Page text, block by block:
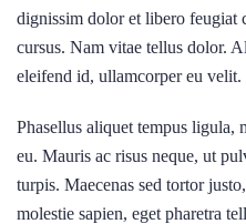
dignissim dolor et libero feugiat
cursus. Nam vitae tellus dolor.
eleifend id, ullamcorper eu velit.
Phasellus aliquet tempus ligula,
eu. Mauris ac risus neque, ut
turpis. Maecenas sed tortor
molestie sapien, eget pharetra